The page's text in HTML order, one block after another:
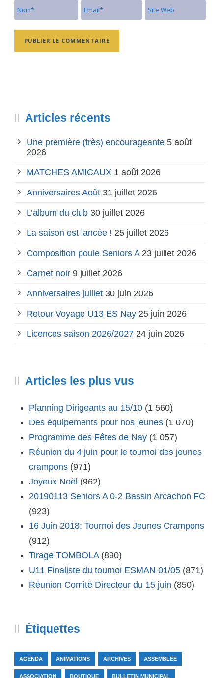
Articles récents
Une première (très) encourageante 5 août
2026
MATCHES AMICAUX 1 août 2026
Anniversaires Août 31 juillet 2026
L’album du club 30 juillet 2026
La saison est lancée ! 25 juillet 2026
Composition poule Seniors A 23 juillet 2026
Carnet noir 9 juillet 2026
Anniversaires juillet 30 juin 2026
Retour Voyage U13 ES Nay 25 juin 2026
Licences saison 2026/2027 24 juin 2026
Articles les plus vus
Planning Dirigeants au 15/10 (1 560)
Des équipements pour nos jeunes (1 070)
Programme des Fêtes de Nay (1 057)
Réunion du 4 juin pour le tournoi des jeunes
crampons (971)
Joyeux Noël (962)
20190113 Seniors A 0-2 Bassin Arcachon FC
(923)
16 Juin 2018: Tournoi des Jeunes Crampons
(912)
Tirage TOMBOLA (890)
U11 Finaliste du tournoi ESMAN 01/05 (871)
Réunion Comité Directeur du 15 juin (850)
Étiquettes
AGENDA ANIMATIONS ARCHIVES ASSEMBLÉE
ASSOCIATION BOUTIQUE BULLETIN MUNICIPAL